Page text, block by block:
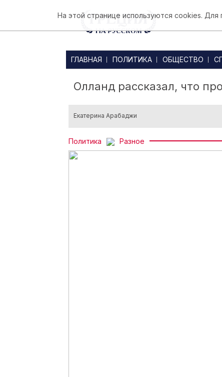
ГЛАВНАЯ ПОЛИТИКА ОБЩЕСТВО
Олланд рассказал, что
Екатерина Арабаджи
Политика Разное
На этой странице используются cookies.